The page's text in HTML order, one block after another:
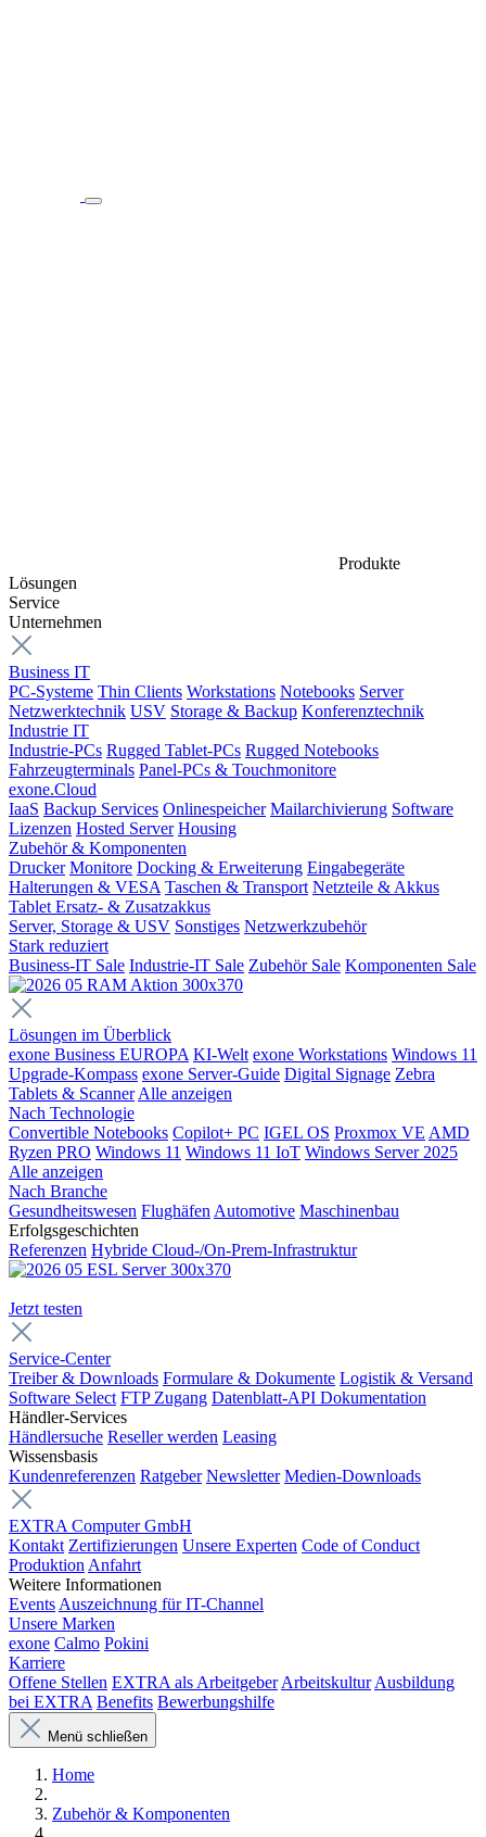
Produkte
Lösungen
Service
Unternehmen
Business IT
PC-Systeme Thin Clients Workstations Notebooks Server
Netzwerktechnik USV Storage & Backup Konferenztechnik
Industrie IT
Industrie-PCs Rugged Tablet-PCs Rugged Notebooks
Fahrzeugterminals Panel-PCs & Touchmonitore
exone.Cloud
IaaS Backup Services Onlinespeicher Mailarchivierung Software
Lizenzen Hosted Server Housing
Zubehör & Komponenten
Drucker Monitore Docking & Erweiterung Eingabegeräte
Halterungen & VESA Taschen & Transport Netzteile & Akkus
Tablet Ersatz- & Zusatzakkus
Server, Storage & USV Sonstiges Netzwerkzubehör
Stark reduziert
Business-IT Sale Industrie-IT Sale Zubehör Sale Komponenten Sale
Lösungen im Überblick
exone Business EUROPA KI-Welt exone Workstations Windows 11
Upgrade-Kompass exone Server-Guide Digital Signage Zebra
Tablets & Scanner Alle anzeigen
Nach Technologie
Convertible Notebooks Copilot+ PC IGEL OS Proxmox VE AMD
Ryzen PRO Windows 11 Windows 11 IoT Windows Server 2025
Alle anzeigen
Nach Branche
Gesundheitswesen Flughäfen Automotive Maschinenbau
Erfolgsgeschichten
Referenzen Hybride Cloud-/On-Prem-Infrastruktur
Jetzt testen
Service-Center
Treiber & Downloads Formulare & Dokumente Logistik & Versand
Software Select FTP Zugang Datenblatt-API Dokumentation
Händler-Services
Händlersuche Reseller werden Leasing
Wissensbasis
Kundenreferenzen Ratgeber Newsletter Medien-Downloads
EXTRA Computer GmbH
Kontakt Zertifizierungen Unsere Experten Code of Conduct
Produktion Anfahrt
Weitere Informationen
Events Auszeichnung für IT-Channel
Unsere Marken
exone Calmo Pokini
Karriere
Offene Stellen EXTRA als Arbeitgeber Arbeitskultur Ausbildung
bei EXTRA Benefits Bewerbungshilfe
Menü schließen
Home
Zubehör & Komponenten